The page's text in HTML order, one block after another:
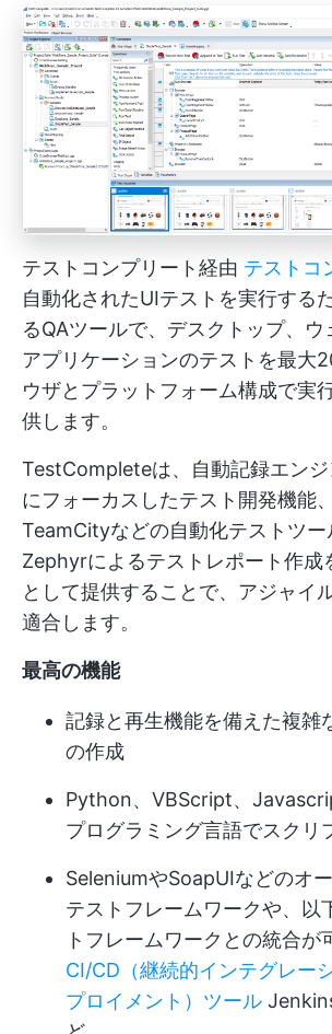
テストコンプリート経由 テストコ
自動化されたUIテストを実行する
るQAツールで、デスクトップ、
アプリケーションのテストを最大
ウザとプラットフォーム構成で実
供します。
TestCompleteは、自動記録エンジ
にフォーカスしたテスト開発機能
TeamCityなどの自動化テストツー
Zephyrによるテストレポート作成
として提供することで、アジャイ
適合します。
最高の機能
記録と再生機能を備えた複雑
の作成
Python、VBScript、
プログラミング言語でスクリ
SeleniumやSoapUIなどのオ
テストフレームワークや、以
トフレームワークとの統合が
CI/CD（継続的インテグレー
プロイメント）ツール